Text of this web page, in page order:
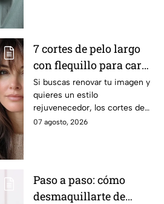
7 cortes de pelo largo
con flequillo para cara
redonda que te hace ver
más joven después de
los 40
Si buscas renovar tu imagen y
quieres un estilo
rejuvenecedor, los cortes de
pelo que apuestan por melenas
07 agosto, 2026
Paso a paso: cómo
desmaquillarte de